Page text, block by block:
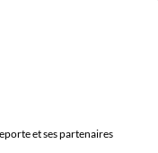
et ses partenaires